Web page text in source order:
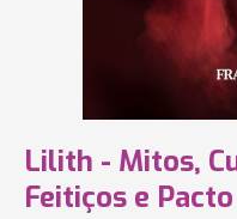
Lilith - Mitos,
Feitiços e Pacto